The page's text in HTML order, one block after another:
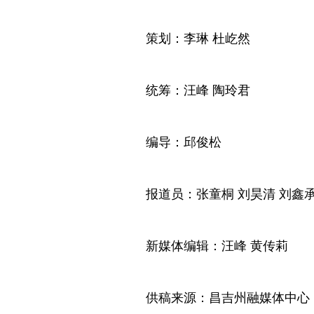
策划：李琳 杜屹然
统筹：汪峰 陶玲君
编导：邱俊松
报道员：张童桐 刘昊清 刘鑫
新媒体编辑：汪峰 黄传莉
供稿来源：昌吉州融媒体中心